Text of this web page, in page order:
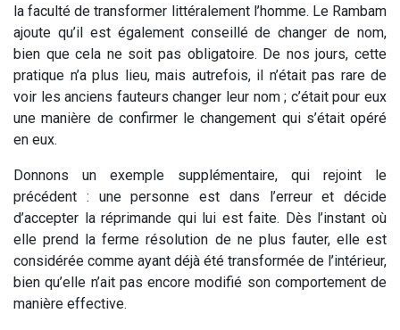
la faculté de transformer littéralement l’homme. Le Rambam
ajoute qu’il est également conseillé de changer de nom,
bien que cela ne soit pas obligatoire. De nos jours, cette
pratique n’a plus lieu, mais autrefois, il n’était pas rare de
voir les anciens fauteurs changer leur nom ; c’était pour eux
une manière de confirmer le changement qui s’était opéré
en eux.
Donnons un exemple supplémentaire, qui rejoint le
précédent : une personne est dans l’erreur et décide
d’accepter la réprimande qui lui est faite. Dès l’instant où
elle prend la ferme résolution de ne plus fauter, elle est
considérée comme ayant déjà été transformée de l’intérieur,
bien qu’elle n’ait pas encore modifié son comportement de
manière effective.